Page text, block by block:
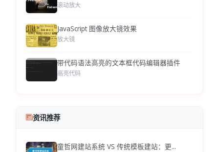
滚动放大
JavaScript 图像放大镜效果
放大镜
带代码语法高亮的文本框代码编辑器插件
高亮代码
资讯推荐
童哲网建站系统 VS 传统模板建站：更...